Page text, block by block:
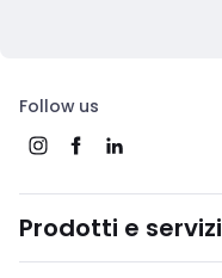
Follow us
Prodotti e servizi